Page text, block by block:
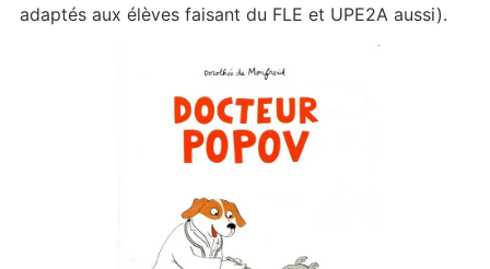
adaptés aux élèves faisant du FLE et UPE2A aussi).